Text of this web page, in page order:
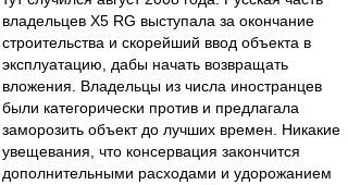
владельцев X5 RG выступала за окончание
строительства и скорейший ввод объекта в
эксплуатацию, дабы начать возвращать
вложения. Владельцы из числа иностранцев
были категорически против и предлагала
заморозить объект до лучших времен. Никакие
увещевания, что консервация закончится
дополнительными расходами и удорожанием